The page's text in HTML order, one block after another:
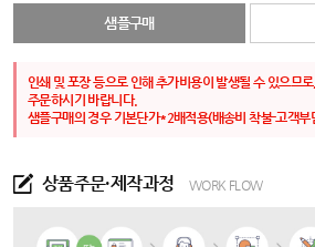
샘플구매
인쇄 및 포장 등으로 인해 추가비용이 발생될 수 있으므
주문하시기 바랍니다.
샘플구매의 경우 기본단가*2배적용(배송비 착불-고객부
상품주문·제작과정 WORK FLOW